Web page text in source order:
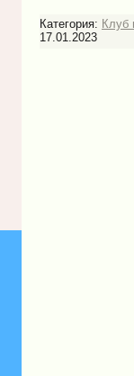
Категория: Клуб
17.01.2023